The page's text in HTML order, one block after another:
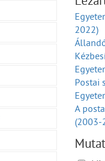
Postai
Piaci
Import
Export
Import
Export
Import
2022)
Postai
A
(2003-
A